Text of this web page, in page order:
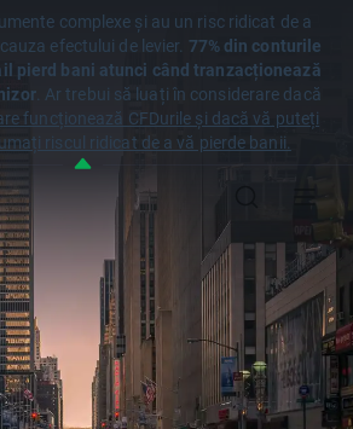
complexe și au un risc ridicat de a
efectului de levier. 77% din conturile
pierd bani atunci când tranzacționează
. Ar trebui să luați în considerare dacă
funcționează CFDurile și dacă vă puteți
riscul ridicat de a vă pierde banii.